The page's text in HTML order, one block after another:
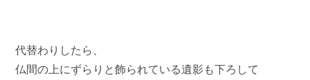
代替わりしたら、
仏間の上にずらりと飾られている遺影も下ろして